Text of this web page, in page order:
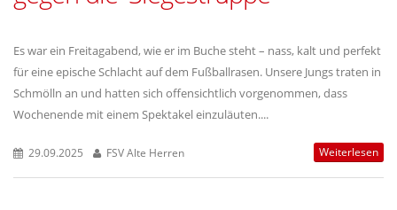
Es war ein Freitagabend, wie er im Buche steht – nass, kalt und perfekt
für eine epische Schlacht auf dem Fußballrasen. Unsere Jungs traten in
Schmölln an und hatten sich offensichtlich vorgenommen, dass
Wochenende mit einem Spektakel einzuläuten....
29.09.2025 FSV Alte Herren Weiterlesen